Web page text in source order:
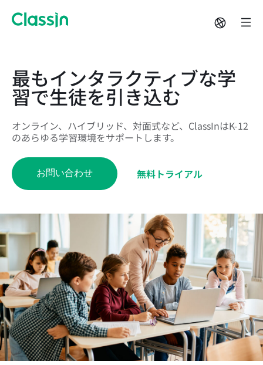
最もインタラクティブな学
習で生徒を引き込む
オンライン、ハイブリッド、対面式など、ClassInはK-12
のあらゆる学習環境をサポートします。
お問い合わせ 無料トライアル